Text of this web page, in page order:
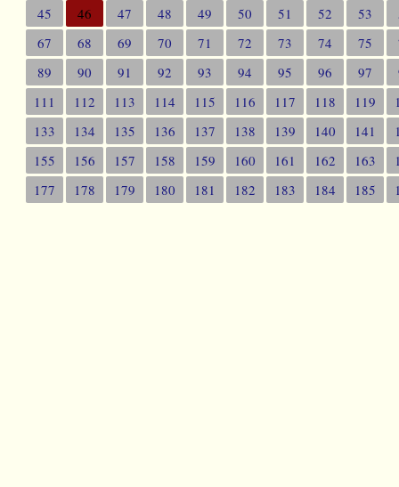
45
46 47 48 49 50 51 52 53
67
68 69 70 71 72 73 74 75
89
90 91 92 93 94 95 96 97
111
112 113 114 115 116 117 118 119
133
134 135 136 137 138 139 140 141
155
156 157 158 159 160 161 162 163
177
178 179 180 181 182 183 184 185